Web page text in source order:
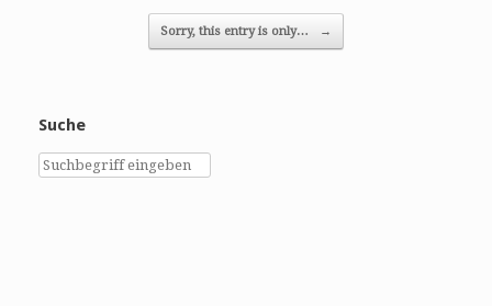
Sorry, this entry is only… →
Suche